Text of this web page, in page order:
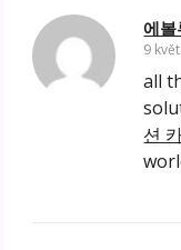
에
9
all
션